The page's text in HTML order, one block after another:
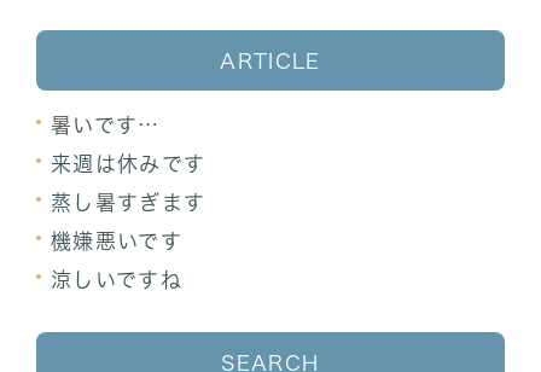
ARTICLE
暑いです…
来週は休みです
蒸し暑すぎます
機嫌悪いです
涼しいですね
SEARCH